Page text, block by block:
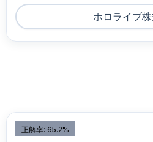
ホロライブ
正解率: 65.2%